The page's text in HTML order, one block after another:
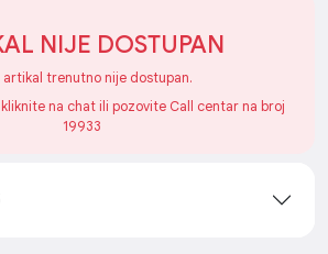
NIJE DOSTUPAN
artikal trenutno nije dostupan.
na chat ili pozovite Call centar na broj
19933